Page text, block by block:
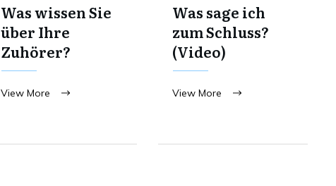
Was wissen Sie
über Ihre
Zuhörer?
View More
Was sage ich
zum Schluss?
(Video)
View More